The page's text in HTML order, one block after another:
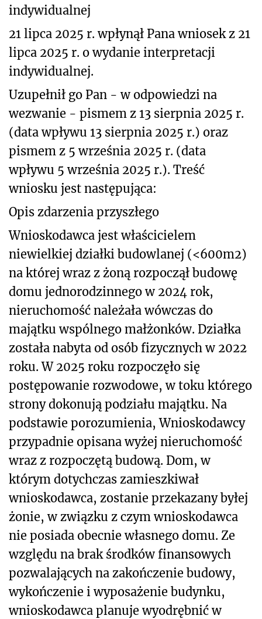
indywidualnej
21 lipca 2025 r. wpłynął Pana wniosek z 21
lipca 2025 r. o wydanie interpretacji
indywidualnej.
Uzupełnił go Pan - w odpowiedzi na
wezwanie - pismem z 13 sierpnia 2025 r.
(data wpływu 13 sierpnia 2025 r.) oraz
pismem z 5 września 2025 r. (data
wpływu 5 września 2025 r.). Treść
wniosku jest następująca:
Opis zdarzenia przyszłego
Wnioskodawca jest właścicielem
niewielkiej działki budowlanej (<600m2)
na której wraz z żoną rozpoczął budowę
domu jednorodzinnego w 2024 rok,
nieruchomość należała wówczas do
majątku wspólnego małżonków. Działka
została nabyta od osób fizycznych w 2022
roku. W 2025 roku rozpoczęło się
postępowanie rozwodowe, w toku którego
strony dokonują podziału majątku. Na
podstawie porozumienia, Wnioskodawcy
przypadnie opisana wyżej nieruchomość
wraz z rozpoczętą budową. Dom, w
którym dotychczas zamieszkiwał
wnioskodawca, zostanie przekazany byłej
żonie, w związku z czym wnioskodawca
nie posiada obecnie własnego domu. Ze
względu na brak środków finansowych
pozwalających na zakończenie budowy,
wykończenie i wyposażenie budynku,
wnioskodawca planuje wyodrębnić w